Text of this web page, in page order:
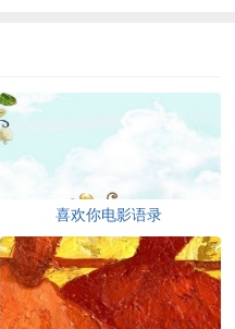
喜欢你电影语录